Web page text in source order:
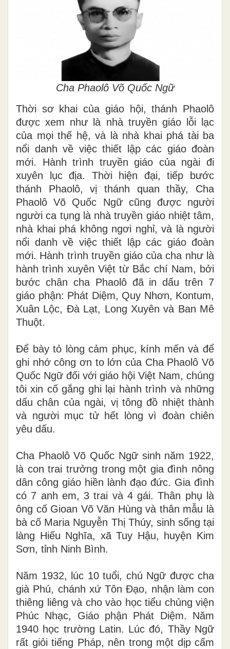
Cha Phaolô Võ Quốc Ngữ
Thời sơ khai của giáo hội, thánh Phaolô
được xem như là nhà truyền giáo lỗi lạc
của mọi thế hệ, và là nhà khai phá tài ba
nổi danh về việc thiết lập các giáo đoàn
mới. Hành trình truyền giáo của ngài đi
xuyên lục địa. Thời hiện đại, tiếp bước
thánh Phaolô, vị thánh quan thầy, Cha
Phaolô Võ Quốc Ngữ cũng được người
người ca tụng là nhà truyền giáo nhiệt tâm,
nhà khai phá không ngơi nghỉ, và là người
nổi danh về việc thiết lập các giáo đoàn
mới. Hành trình truyền giáo của cha như là
hành trình xuyên Việt từ Bắc chí Nam, bởi
bước chân cha Phaolô đã in dấu trên 7
giáo phận: Phát Diệm, Quy Nhơn, Kontum,
Xuân Lộc, Đà Lạt, Long Xuyên và Ban Mê
Thuột.
Để bày tỏ lòng cảm phục, kính mến và để
ghi nhớ công ơn to lớn của Cha Phaolô Võ
Quốc Ngữ đối với giáo hội Việt Nam, chúng
tôi xin cố gắng ghi lại hành trình và những
dấu chân của ngài, vị tông đồ nhiệt thành
và người mục tử hết lòng vì đoàn chiên
yêu dấu.
Cha Phaolô Võ Quốc Ngữ sinh năm 1922,
là con trai trưởng trong một gia đình nông
dân công giáo hiền lành đạo đức. Gia đình
có 7 anh em, 3 trai và 4 gái. Thân phụ là
ông cố Gioan Võ Văn Hùng và thân mẫu là
bà cố Maria Nguyễn Thị Thúy, sinh sống tại
làng Hiếu Nghĩa, xã Tuy Hậu, huyện Kim
Sơn, tỉnh Ninh Bình.
Năm 1932, lúc 10 tuổi, chú Ngữ được cha
già Phú, chánh xứ Tôn Đạo, nhận làm con
thiêng liêng và cho vào học tiểu chủng viện
Phúc Nhạc, Giáo phận Phát Diệm. Năm
1940 học trường Latin. Lúc đó, Thầy Ngữ
rất giỏi tiếng Pháp, nên trong một dịp cấm